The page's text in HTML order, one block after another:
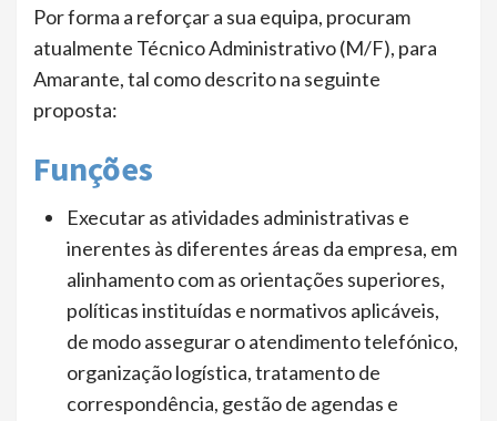
Por forma a reforçar a sua equipa, procuram
atualmente Técnico Administrativo (M/F), para
Amarante, tal como descrito na seguinte
proposta:
Funções
Executar as atividades administrativas e
inerentes às diferentes áreas da empresa, em
alinhamento com as orientações superiores,
políticas instituídas e normativos aplicáveis,
de modo assegurar o atendimento telefónico,
organização logística, tratamento de
correspondência, gestão de agendas e